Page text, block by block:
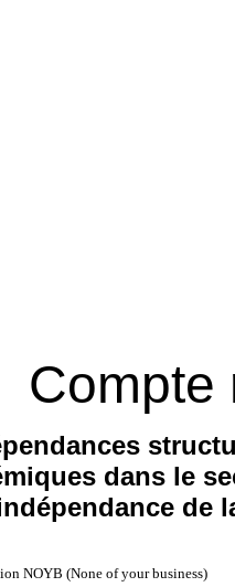
Compte
dans le
de
NOYB (None of your business)